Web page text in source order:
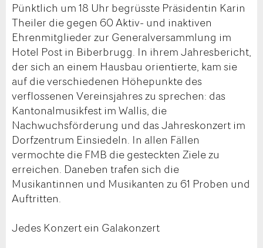
Pünktlich um 18 Uhr begrüsste Präsidentin Karin
Theiler die gegen 60 Aktiv- und inaktiven
Ehrenmitglieder zur Generalversammlung im
Hotel Post in Biberbrugg. In ihrem Jahresbericht,
der sich an einem Hausbau orientierte, kam sie
auf die verschiedenen Höhepunkte des
verflossenen Vereinsjahres zu sprechen: das
Kantonalmusikfest im Wallis, die
Nachwuchsförderung und das Jahreskonzert im
Dorfzentrum Einsiedeln. In allen Fällen
vermochte die FMB die gesteckten Ziele zu
erreichen. Daneben trafen sich die
Musikantinnen und Musikanten zu 61 Proben und
Auftritten.
Jedes Konzert ein Galakonzert